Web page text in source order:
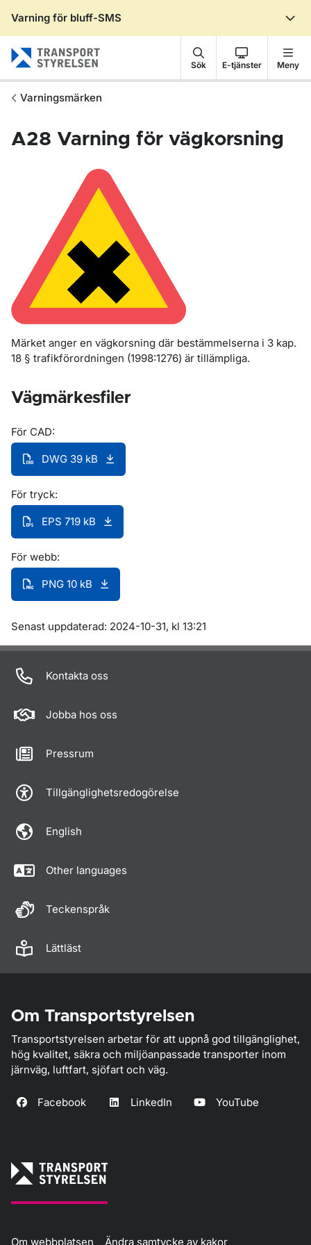
Varning för bluff-SMS
Sök E-tjänster Meny
Varningsmärken
A28 Varning för vägkorsning
Märket anger en vägkorsning där bestämmelserna i 3 kap.
18 § trafikförordningen (1998:1276) är tillämpliga.
Vägmärkesfiler
För CAD:
DWG 39 kB
För tryck:
EPS 719 kB
För webb:
PNG 10 kB
Om sidan
Senast uppdaterad: 2024-10-31, kl 13:21
Kontakta oss
Jobba hos oss
Pressrum
Tillgänglighetsredogörelse
English
Other languages
Teckenspråk
Lättläst
Om Transportstyrelsen
Transportstyrelsen arbetar för att uppnå god tillgänglighet,
hög kvalitet, säkra och miljöanpassade transporter inom
järnväg, luftfart, sjöfart och väg.
Facebook LinkedIn YouTube
Om webbplatsen Ändra samtycke av kakor